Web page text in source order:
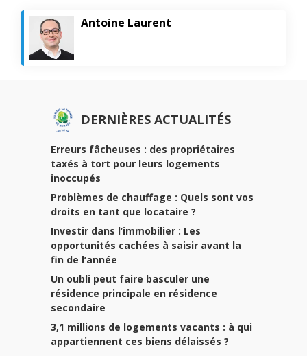
Antoine Laurent
DERNIÈRES ACTUALITÉS
Erreurs fâcheuses : des propriétaires
taxés à tort pour leurs logements
inoccupés
Problèmes de chauffage : Quels sont vos
droits en tant que locataire ?
Investir dans l’immobilier : Les
opportunités cachées à saisir avant la
fin de l’année
Un oubli peut faire basculer une
résidence principale en résidence
secondaire
3,1 millions de logements vacants : à qui
appartiennent ces biens délaissés ?